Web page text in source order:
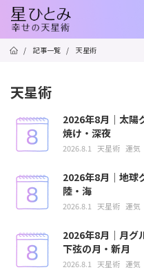
/ 記事一覧 / 天星術
天星術
2026年8月｜太陽
焼け・深夜
2026.8.1 天星術 運気
2026年8月｜地球
陸・海
2026.8.1 天星術 運気
2026年8月｜月グ
下弦の月・新月
2026.8.1 天星術 運気